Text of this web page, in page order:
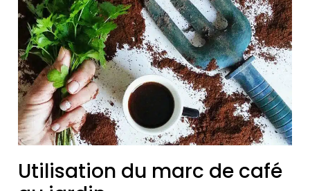
Utilisation du marc de café